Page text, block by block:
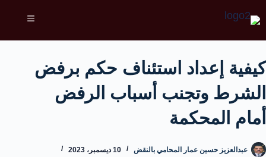
كيفية إعداد استئناف حكم برفض
الشرط وتجنب أسباب الرفض
أمام المحكمة
عبدالعزيز حسين عمار المحامي بالنقض
10 ديسمبر، 2023